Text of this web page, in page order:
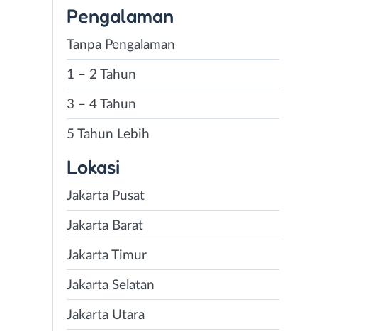
Pengalaman
Tanpa Pengalaman
1 – 2 Tahun
3 – 4 Tahun
5 Tahun Lebih
Lokasi
Jakarta Pusat
Jakarta Barat
Jakarta Timur
Jakarta Selatan
Jakarta Utara